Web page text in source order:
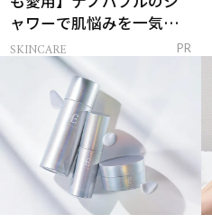
ャワーで肌悩みを一気に
解決
SKINCARE PR